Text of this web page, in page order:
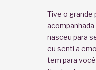
Tive o grande
acompanhada
nasceu para
eu senti a
tem para